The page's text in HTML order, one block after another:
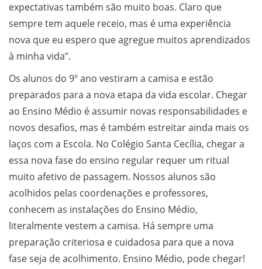
expectativas também são muito boas. Claro que
sempre tem aquele receio, mas é uma experiência
nova que eu espero que agregue muitos aprendizados
à minha vida”.
Os alunos do 9º ano vestiram a camisa e estão
preparados para a nova etapa da vida escolar. Chegar
ao Ensino Médio é assumir novas responsabilidades e
novos desafios, mas é também estreitar ainda mais os
laços com a Escola. No Colégio Santa Cecília, chegar a
essa nova fase do ensino regular requer um ritual
muito afetivo de passagem. Nossos alunos são
acolhidos pelas coordenações e professores,
conhecem as instalações do Ensino Médio,
literalmente vestem a camisa. Há sempre uma
preparação criteriosa e cuidadosa para que a nova
fase seja de acolhimento. Ensino Médio, pode chegar!